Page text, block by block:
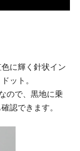
に輝く針状イン
ット。
ので、黒地に乗
認できます。